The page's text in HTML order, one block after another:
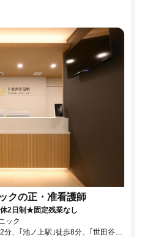
クの正・准看護師
2日制★固定残業なし
ック
、｢池ノ上駅｣徒歩8分、｢世田谷代